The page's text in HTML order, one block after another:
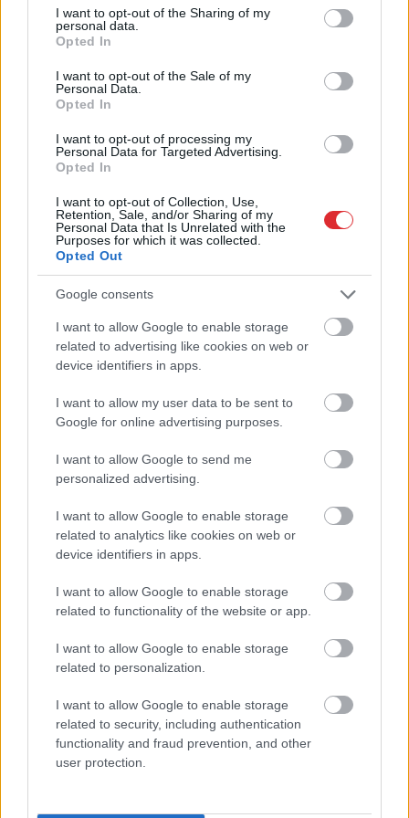
not limited to your visit or usage behaviour. You may click to
grant or deny consent to Google and its third-party tags to
use your data for below specified purposes in below Google
consent section.
I want to opt-out of the Sharing of my
personal data.
Opted In
I want to opt-out of the Sale of my
Personal Data.
Opted In
I want to opt-out of processing my
Personal Data for Targeted Advertising.
Opted In
I want to opt-out of Collection, Use,
Retention, Sale, and/or Sharing of my
Personal Data that Is Unrelated with the
Purposes for which it was collected.
Opted Out
Google consents
I want to allow Google to enable storage
related to advertising like cookies on web or
device identifiers in apps.
I want to allow my user data to be sent to
Google for online advertising purposes.
I want to allow Google to send me
personalized advertising.
I want to allow Google to enable storage
related to analytics like cookies on web or
device identifiers in apps.
I want to allow Google to enable storage
related to functionality of the website or app.
I want to allow Google to enable storage
related to personalization.
I want to allow Google to enable storage
related to security, including authentication
functionality and fraud prevention, and other
user protection.
Specdienesti pēdējā brīdī
novērš Krievijas plānotu
atentātu pret dronu
ražotāju Eiropā
“Pilnīgs haoss!” Rīgas
lidostā ceļotāji šodien
Skaidrojam, kas
atgadījies
Cilvēkus
aizrāvis ātrs
lai pārbaudītu tavu
erudīciju
Atcelt Ziņot